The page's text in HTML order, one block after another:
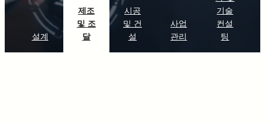
설계
제조
및 조
달
시공
및 건
설
사업
관리
기술
컨설
팅